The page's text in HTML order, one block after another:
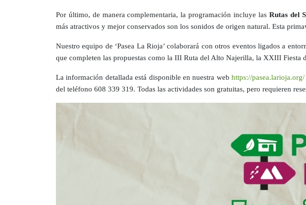
Por último, de manera complementaria, la programación incluye las Rutas del
más atractivos y mejor conservados son los sonidos de origen natural. Esta
Nuestro equipo de ‘Pasea La Rioja’ colaborará con otros eventos ligados a
que completen las propuestas como la III Ruta del Alto Najerilla, la XXIII Fiesta
La información detallada está disponible en nuestra webhttps://pasea.larioja.org/
del teléfono 608 339 319. Todas las actividades son gratuitas, pero requieren